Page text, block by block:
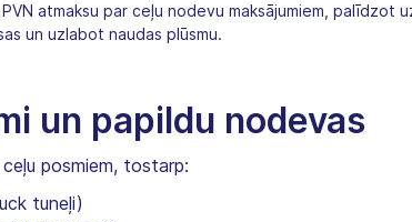
atmaksu par ceļu nodevu maksājumiem, palīdzot
un uzlabot naudas plūsmu.
un papildu nodevas
posmiem, tostarp:
tuneļi)